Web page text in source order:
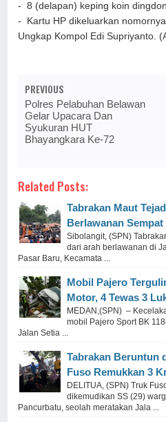
- 8 (delapan) keping koin
- Kartu HP dikeluarkan
Ungkap Kompol Edi Supriyanto.
PREVIOUS
Polres Pelabuhan Belawan
Gelar Upacara Dan
Syukuran HUT
Bhayangkara Ke-72
Related Posts:
Tabrakan Maut
Berlawanan
Sibolangit, (SPN)
dari arah berlawanan di
Pasar Baru, Kecamata ...
Mobil Pajero
Motor, 4 Tewas 3
MEDAN,(SPN) –
mobil Pajero Sport BK
Jalan Setia ...
Tabrakan Beruntun
Fuso Remukkan 3
DELITUA, (SPN) Truk
dikemudikan SS (29)
Pancurbatu, seolah meratakan Jala ...